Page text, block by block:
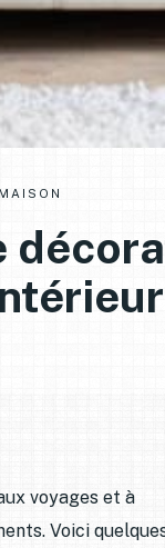
voyages et à
Voici